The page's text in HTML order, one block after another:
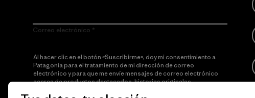
Correo electrónico
Al hacer clic en el botón «Suscribirme», doy mi consentimiento a
Patagonia para el tratamiento de mi dirección de correo
electrónico y para que me envíe mensajes de correo electrónico
acerca de productos destacados, historias originales,